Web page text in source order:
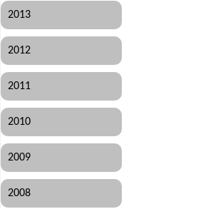
2013
2012
2011
2010
2009
2008